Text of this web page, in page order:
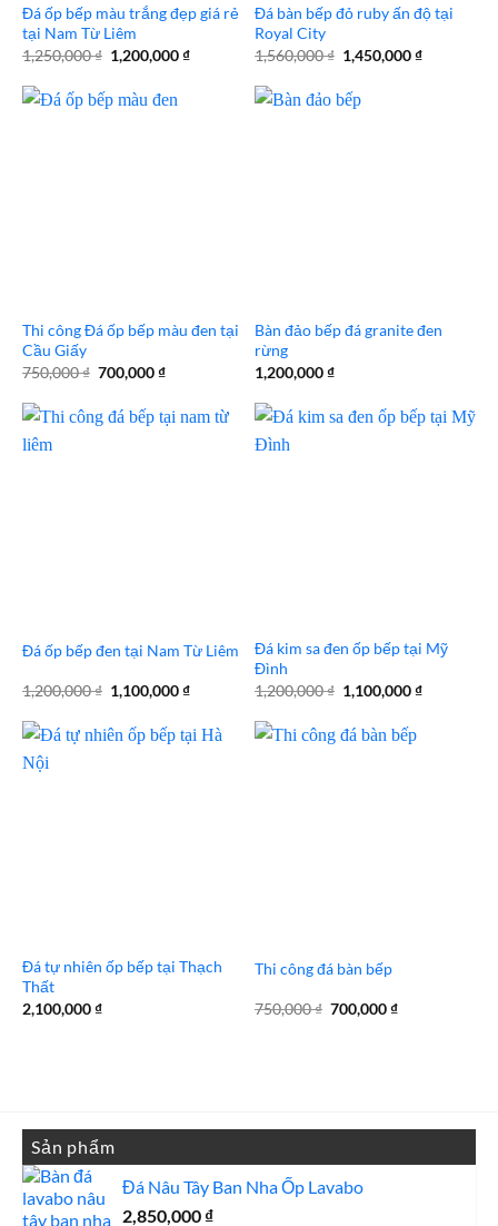
Đá ốp bếp màu trắng đẹp giá rẻ
tại Nam Từ Liêm
1,250,000₫ Giá
gốc
1,250,000 ₫.
1,200,000₫Giá
Đá bàn bếp đỏ ruby ấn độ tại
Royal City
1,560,000₫ Giá
gốc
1,560,000 ₫.
1,450,000₫Giá
Thi công Đá ốp bếp màu đen tại
Cầu Giấy
750,000₫ Giá
750,000 ₫.
700,000₫Giá
là:
Bàn đảo bếp đá granite đen
rừng
1,200,000₫
Đá ốp bếp đen tại Nam Từ Liêm
1,200,000₫ Giá
gốc
1,200,000 ₫.
1,100,000₫Giá
là:
Đá kim sa đen ốp bếp tại Mỹ
Đình
1,200,000₫ Giá
gốc
1,200,000 ₫.
1,100,000₫Giá
Đá tự nhiên ốp bếp tại Thạch
Thất
2,100,000₫
Thi công đá bàn bếp
750,000₫ Giá
700,000₫Giá
Sản phẩm
Đá Nâu Tây Ban Nha Ốp Lavabo
2,850,000 ₫